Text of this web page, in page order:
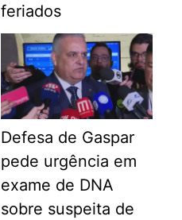
feriados
Defesa de Gaspar
pede urgência em
exame de DNA
sobre suspeita de